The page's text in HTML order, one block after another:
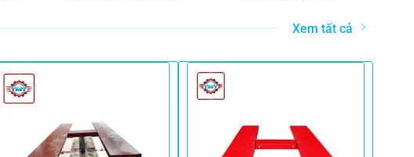
Xem tất cả